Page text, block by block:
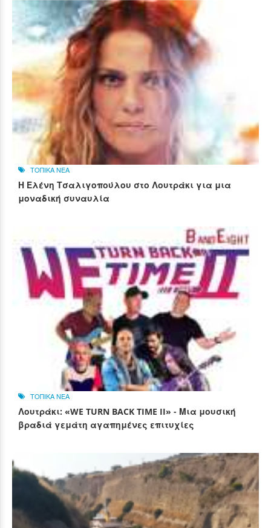
ΤΟΠΙΚΑ ΝΕΑ
Η Ελένη Τσαλιγοπούλου στο Λουτράκι για μια
μοναδική συναυλία
ΤΟΠΙΚΑ ΝΕΑ
Λουτράκι: «WE TURN BACK TIME II» - Μια μουσική
βραδιά γεμάτη αγαπημένες επιτυχίες